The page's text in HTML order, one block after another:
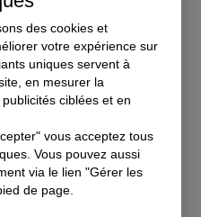
pourquoi nos agents Allianz
guider dans le choix de vos
pour circuler en toute
Rue Gabriel Péri, protéger
d'une couverture santé
, d'assurance moto ,
santé
à Massy et ses environs.
des cookies et
votre expérience sur
uniques servent à
en mesurer la
ciblées et en
vous acceptez tous
Vous pouvez aussi
via le lien "Gérer les
de page.